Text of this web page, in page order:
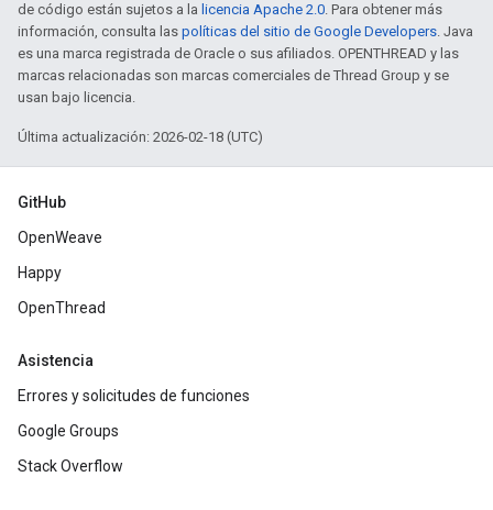
de código están sujetos a la licencia Apache 2.0. Para obtener más
información, consulta las políticas del sitio de Google Developers. Java
es una marca registrada de Oracle o sus afiliados. OPENTHREAD y las
marcas relacionadas son marcas comerciales de Thread Group y se
usan bajo licencia.
Última actualización: 2026-02-18 (UTC)
GitHub
OpenWeave
Happy
OpenThread
Asistencia
Errores y solicitudes de funciones
Google Groups
Stack Overflow